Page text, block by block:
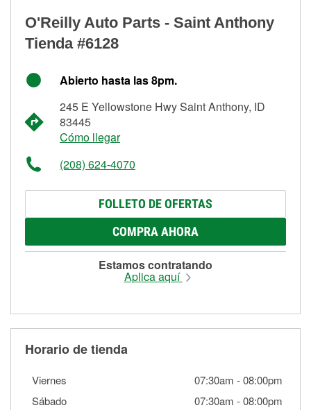
O'Reilly Auto Parts - Saint Anthony
Tienda #6128
Abierto hasta las 8pm.
245 E Yellowstone Hwy Saint Anthony, ID
83445
Cómo llegar
(208) 624-4070
FOLLETO DE OFERTAS
COMPRA AHORA
Estamos contratando
Aplica aquí
Horario de tienda
Viernes 07:30am -08:00pm
Sábado
07:30am -08:00pm